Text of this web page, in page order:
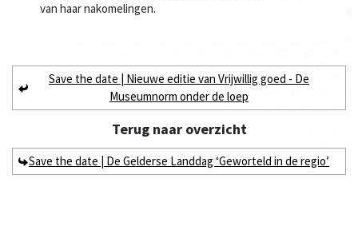
van haar nakomelingen.
Save the date | Nieuwe editie van Vrijwillig goed - De
Museumnorm onder de loep
Terug naaroverzicht
Save the date | De Gelderse Landdag ‘Geworteld in de regio’